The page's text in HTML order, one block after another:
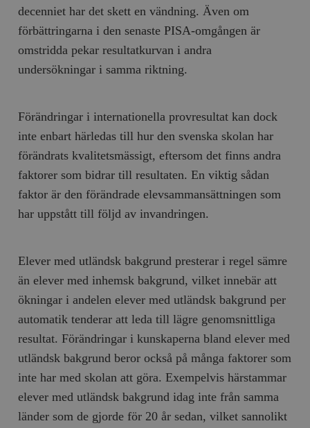
decenniet har det skett en vändning. Även om
förbättringarna i den senaste PISA-omgången är
omstridda pekar resultatkurvan i andra
undersökningar i samma riktning.
Förändringar i internationella provresultat kan dock
inte enbart härledas till hur den svenska skolan har
förändrats kvalitetsmässigt, eftersom det finns andra
faktorer som bidrar till resultaten. En viktig sådan
faktor är den förändrade elevsammansättningen som
har uppstått till följd av invandringen.
Elever med utländsk bakgrund presterar i regel sämre
än elever med inhemsk bakgrund, vilket innebär att
ökningar i andelen elever med utländsk bakgrund per
automatik tenderar att leda till lägre genomsnittliga
resultat. Förändringar i kunskaperna bland elever med
utländsk bakgrund beror också på många faktorer som
inte har med skolan att göra. Exempelvis härstammar
elever med utländsk bakgrund idag inte från samma
länder som de gjorde för 20 år sedan, vilket sannolikt